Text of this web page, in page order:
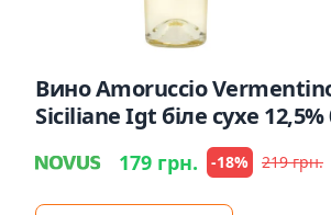
Вино Amoruccio
Siciliane Igt біле сухе 12,5%
179 грн. -18% 219 грн.